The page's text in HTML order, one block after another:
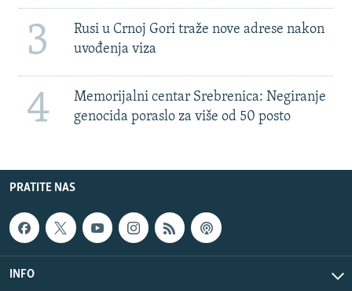
3
Rusi u Crnoj Gori traže nove adrese nakon
uvođenja viza
4
Memorijalni centar Srebrenica: Negiranje
genocida poraslo za više od 50 posto
PRATITE NAS
INFO